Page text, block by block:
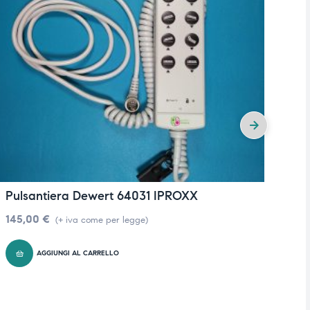
Pulsantiera Dewert 64031 IPROXX
145,00 € (+ iva come per legge)
AGGIUNGI AL CARRELLO